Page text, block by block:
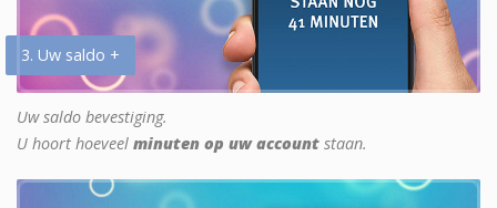
3. Uw saldo +
Uw saldo bevestiging.
U hoort hoeveel minuten op uw account staan.